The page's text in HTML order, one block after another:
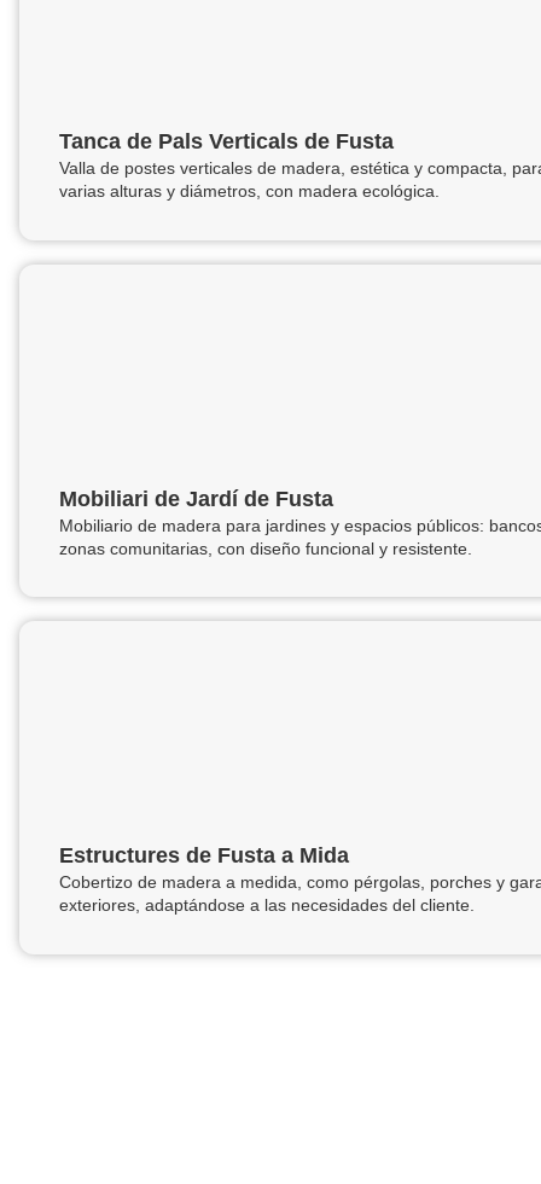
Tanca de Pals Verticals de Fusta
Valla de postes verticales de madera, estética y compacta,
varias alturas y diámetros, con madera ecológica.
Mobiliari de Jardí de Fusta
Mobiliario de madera para jardines y espacios públicos:
zonas comunitarias, con diseño funcional y resistente.
Estructures de Fusta a Mida
Cobertizo de madera a medida, como pérgolas, porches y
exteriores, adaptándose a las necesidades del cliente.